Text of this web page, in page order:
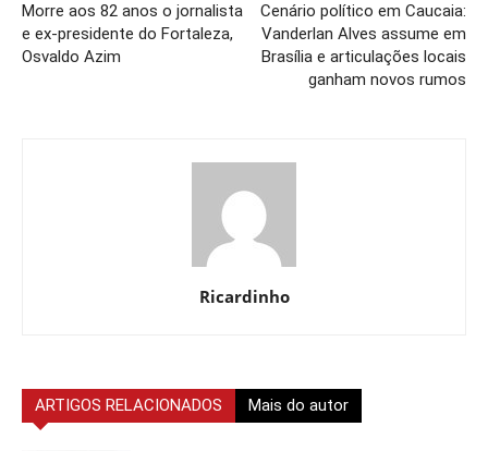
Morre aos 82 anos o jornalista
e ex-presidente do Fortaleza,
Osvaldo Azim
Cenário político em Caucaia:
Vanderlan Alves assume em
Brasília e articulações locais
ganham novos rumos
Ricardinho
ARTIGOS RELACIONADOS Mais do autor